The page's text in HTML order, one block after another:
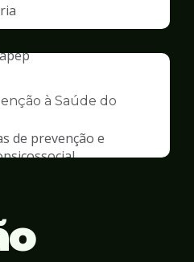
Capep
Ilustração
pagina
Capep
à Saúde do
de prevenção e